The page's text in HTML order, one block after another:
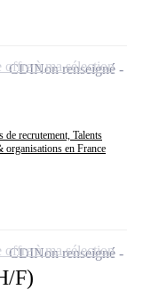
recrutement, Talents
organisations en France
CDINon renseigné
offre à ma sélection
F)
CDINon renseigné
offre à ma sélection